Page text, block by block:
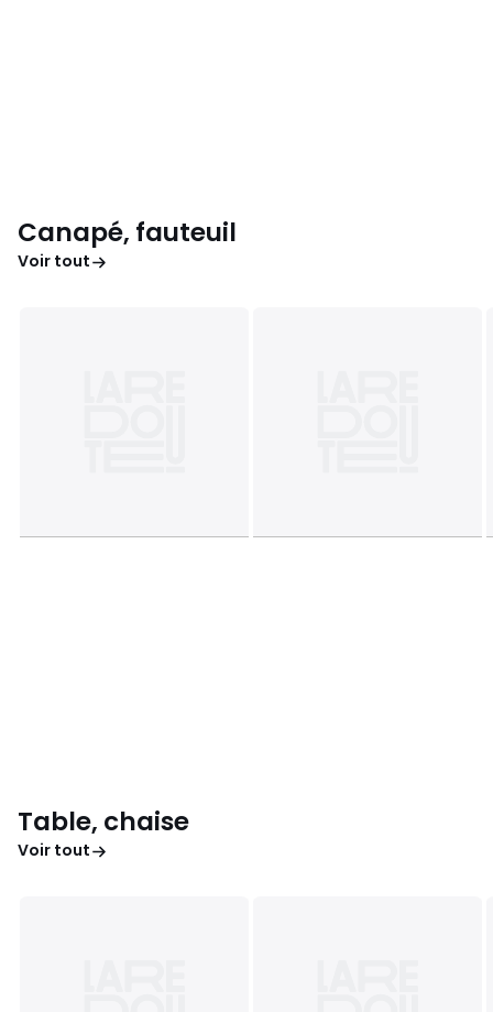
Canapé, fauteuil
Voir tout
Table, chaise
Voir tout